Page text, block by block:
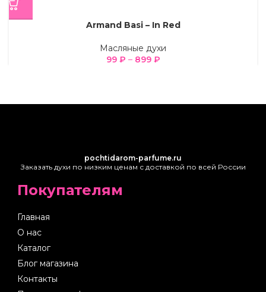
Armand Basi – In Red
Масляные духи
99 ₽ – 899 ₽
pochtidarom-parfume.ru
Заказать духи по низким ценам с доставкой по всей России
Покупателям
Главная
О нас
Каталог
Блог магазина
Контакты